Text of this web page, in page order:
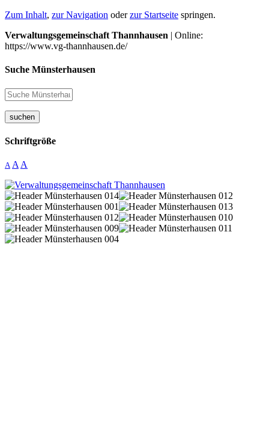
Zum Inhalt, zur Navigation oderzur Startseite springen.
Verwaltungsgemeinschaft Thannhausen | Online:
https://www.vg-thannhausen.de/
Suche Münsterhausen
suchen
Schriftgröße
A A A